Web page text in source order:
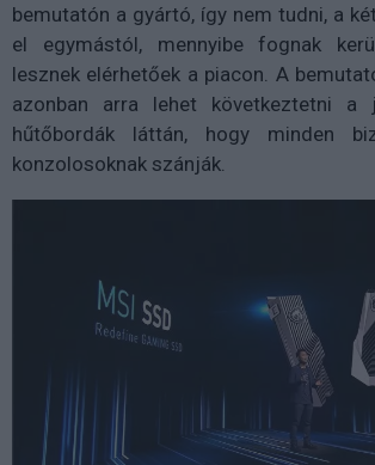
bemutatón a gyártó, így nem tudni, a
el egymástól, mennyibe fognak
lesznek elérhetőek a piacon. A
azonban arra lehet következtetni a
hűtőbordák láttán, hogy minden
konzolosoknak szánják.